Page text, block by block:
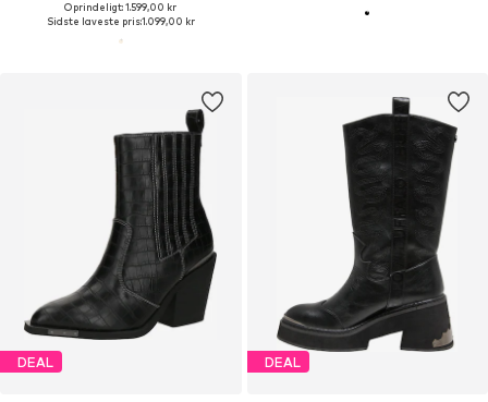
Oprindeligt: 1.599,00 kr
Sidste laveste pris:1.099,00 kr
DEAL DEAL